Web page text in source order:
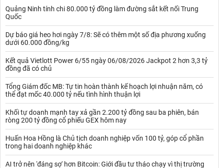
Quảng Ninh tính chi 80.000 tỷ đồng làm đường sắt kết nối Trung
Quốc
Dự báo giá heo hơi ngày 7/8: Sẽ có thêm một số địa phương xuống
dưới 60.000 đồng/kg
Kết quả Vietlott Power 6/55 ngày 06/08/2026 Jackpot 2 hơn 3,3 tỷ
đồng đã có chủ
Tổng Giám đốc MB: Tự tin hoàn thành kế hoạch lợi nhuận năm, có
thể đạt mốc 40.000 tỷ nếu tình hình thuận lợi
Khối tự doanh mạnh tay xả gần 2.200 tỷ đồng sau ba phiên, bán
ròng 200 tỷ đồng cổ phiếu GEX hôm nay
Huấn Hoa Hồng là Chủ tịch doanh nghiệp vốn 100 tỷ, góp cổ phần
trong hai doanh nghiệp khác
AI trở nên 'đáng sợ' hơn Bitcoin: Giới đầu tư tháo chạy vì thị trường